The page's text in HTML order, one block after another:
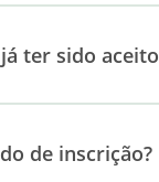
ter sido
de inscrição?